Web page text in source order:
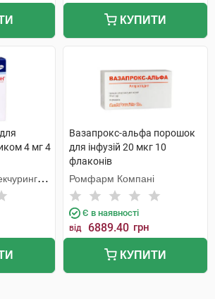
КУПИТИ
4 мг 4
Вазапрокс-альфа порошок
для інфузій 20 мкг 10
флаконів
Ромфарм Компані
Є в наявності
від 6889.40 грн
КУПИТИ